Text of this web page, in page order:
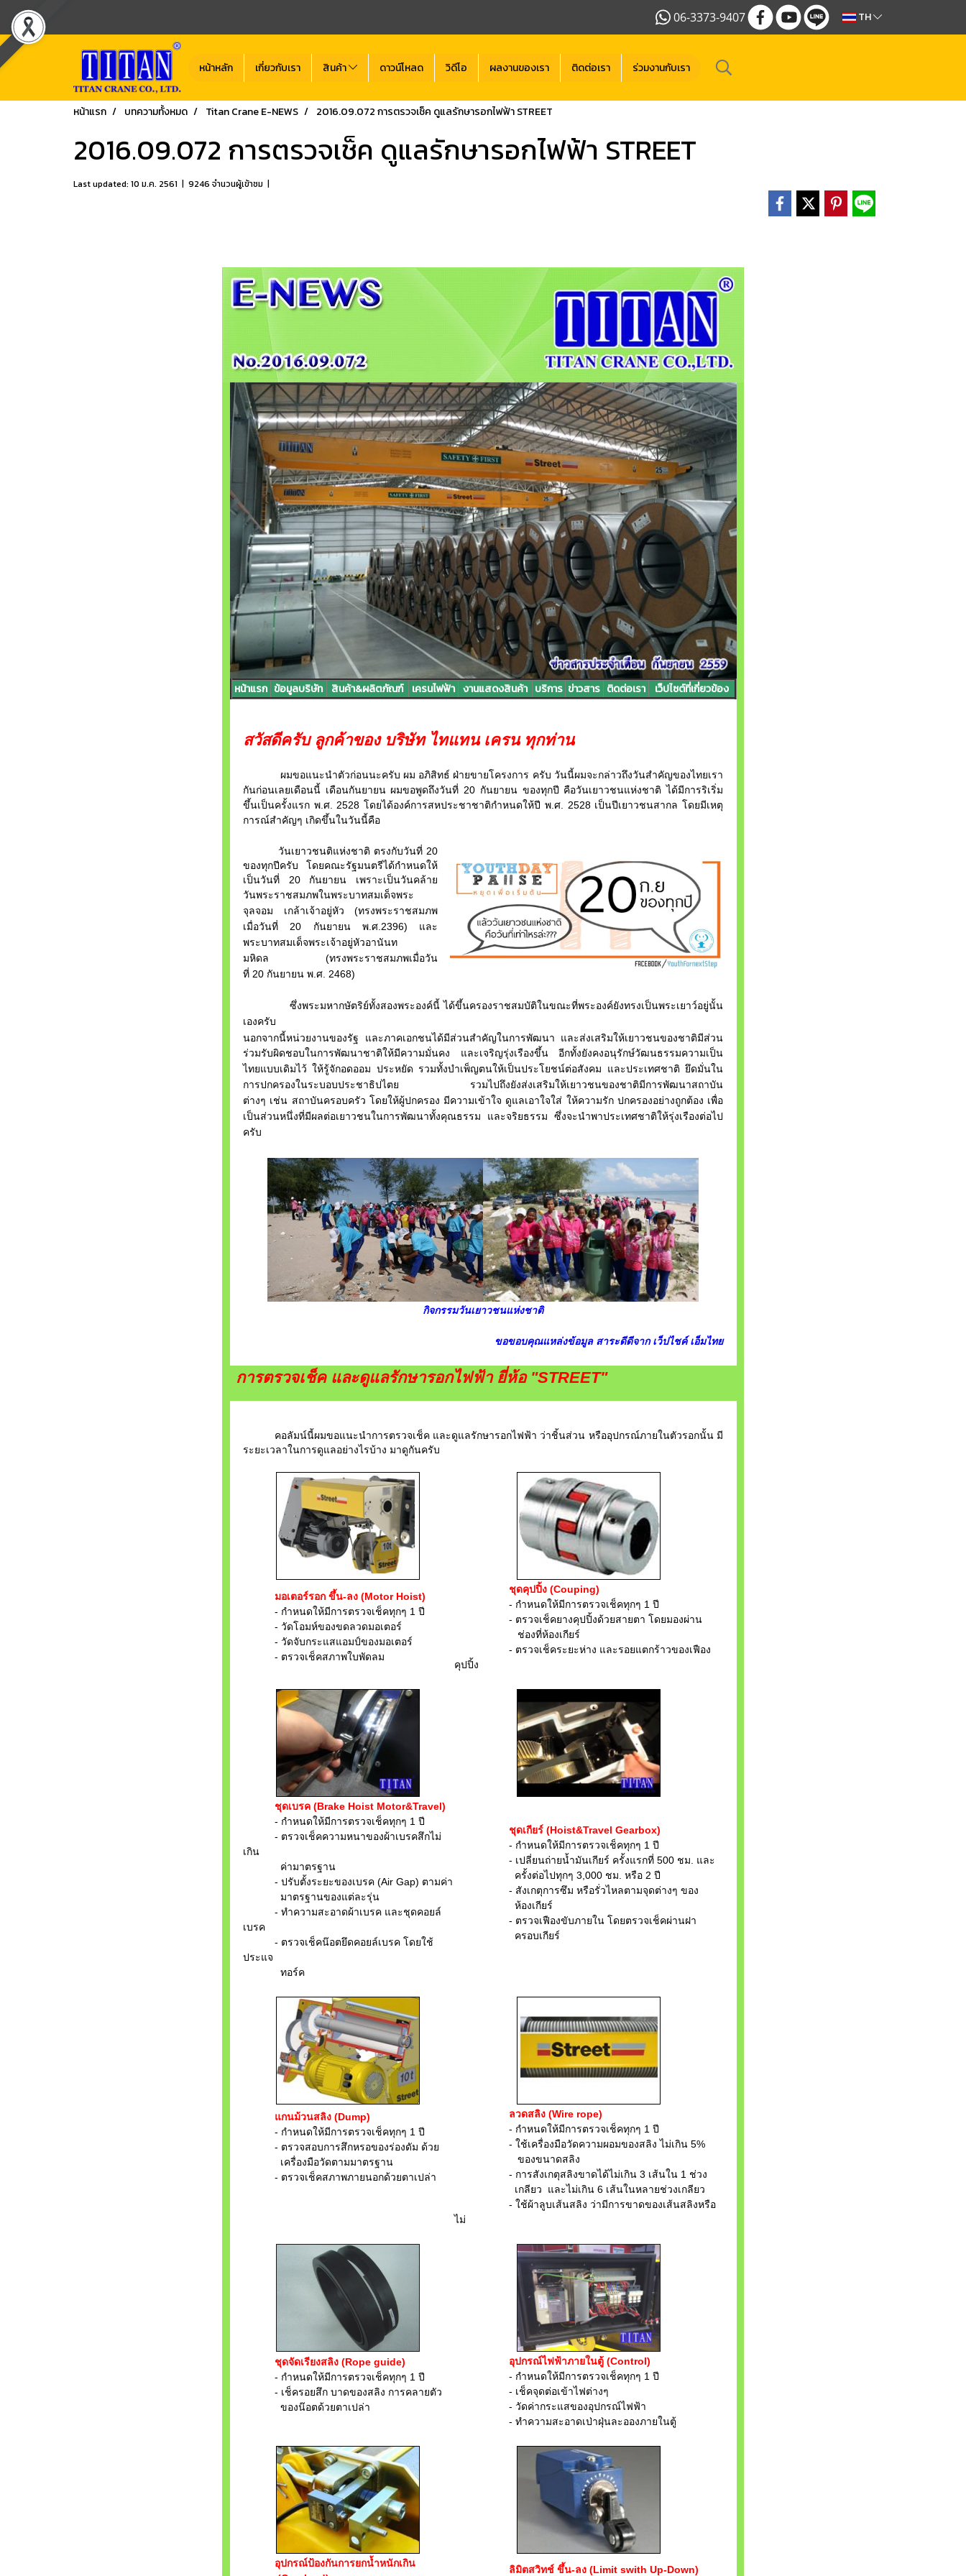
06-3373-9407 TH
หน้าหลัก เกี่ยวกับเรา สินค้า ดาวน์โหลด วิดีโอ ผลงานของเรา ติดต่อเรา ร่วมงานกับเรา
หน้าแรก บทความทั้งหมด Titan Crane E-NEWS 2016.09.072 การตรวจเช็ค ดูแลรักษารอกไฟฟ้า STREET
2016.09.072 การตรวจเช็ค ดูแลรักษารอกไฟฟ้า STREET
Last updated: 10 ม.ค. 2561 | 9246 จำนวนผู้เข้าชม |
หน้าแรก ข้อมูลบริษัท สินค้า&ผลิตภัณฑ์ เครนไฟฟ้า งานแสดงสินค้า บริการ ข่าวสาร ติดต่อเรา เว็ปไซต์ที่เกี่ยวข้อง
สวัสดีครับ ลูกค้าของ บริษัท ไทแทน เครน ทุกท่าน
ผมขอแนะนำตัวก่อนนะครับ ผม อภิสิทธ์ ฝ่ายขายโครงการ ครับ วันนี้ผมจะกล่าวถึงวันสำคัญของไทยเรา
กันก่อนเลยเดือนนี้ เดือนกันยายน ผมขอพูดถึงวันที่ 20 กันยายน ของทุกปี คือวันเยาวชนแห่งชาติ ได้มีการริเริ่ม
ขึ้นเป็นครั้งแรก พ.ศ. 2528 โดยได้องค์การสหประชาชาติกำหนดให้ปี พ.ศ. 2528 เป็นปีเยาวชนสากล โดยมีเหตุ
การณ์สำคัญๆ เกิดขึ้นในวันนี้คือ
วันเยาวชนติแห่งชาติ ตรงกับวันที่ 20
ของทุกปีครับ โดยคณะรัฐมนตรีได้กำหนดให้
เป็นวันที่ 20 กันยายน
เพราะเป็นวันคล้าย
วันพระราชสมภพในพระบาทสมเด็จพระ
จุลจอม เกล้าเจ้าอยู่หัว (ทรงพระราชสมภพ
เมื่อวันที่ 20 กันยายน พ. ศ.2396) และ
พระบาทสมเด็จพระเจ้าอยู่หัวอานันท
มหิดล (ทรงพระราชสมภพเมื่อวัน
ที่ 20 กันยายน พ ศ . 2468)
ซึ่งพระมหากษัตริย์ทั้งสองพระองค์นี้ ได้ขึ้นครองราชสมบัติในขณะที่พระองค์ยังทรงเป็นพระเยาว์อยู่นั้น
เองครับ
นอกจากนี้หน่วยงานของรัฐ
และภาคเอกชนได้มีส่วนสำคัญในการพัฒนา และส่งเสริมให้เยาวชนของชาติมีส่วน
ร่วมรับผิดชอบในการพัฒนาชาติให้มีความมั่นคง และเจริญรุ่งเรืองขึ้น อีกทั้งยังคงอนุรักษ์วัฒนธรรมความเป็น
ไทยแบบเดิมไว้ ให้รู้จักอดออม ประหยัด รวมทั้งบำเพ็ญตนให้เป็นประโยชน์ต่อสังคม และประเทศชาติ ยึดมั่นใน
การปกครองในระบอบประชาธิปไตย
รวมไปถึงยังส่งเสริมให้เยาวชนของชาติมีการพัฒนาสถาบัน
ต่างๆ เช่น สถาบันครอบครัว โดยให้ผู้ปกครอง มีความเข้าใจ ดูแลเอาใจใส่ ให้ความรัก ปกครองอย่างถูกต้อง เพื่อ
เป็นส่วนหนึ่งที่มีผลต่อเยาวชนในการพัฒนาทั้งคุณธรรม และจริยธรรม ซึ่งจะนำพาประเทศชาติให้รุ่งเรืองต่อไป
ครับ
กิจกรรมวันเยาวชนแห่งชาติ
ขอขอบคุณแหล่งข้อมูล สาระดีดีจาก เว็ปไชค์ เอ็มไทย
การตรวจเช็ค และดูแลรักษารอกไฟฟ้า ยี่ห้อ "STREET"
คอลัมน์นี้ผมขอแนะนำการตรวจเช็ค และดูแลรักษารอกไฟฟ้า ว่าชิ้นส่วน หรืออุปกรณ์ภายในตัวรอกนั้น มี
ระยะเวลาในการดูแลอย่างไรบ้าง มาดูกันครับ
มอเตอร์รอก ขึ้น-ลง (Motor Hoist)
- กำหนดให้มีการตรวจเช็คทุกๆ 1 ปี
- วัดโอมห์ของขดลวดมอเตอร์
- วัดจับกระแสแอมป์ของมอเตอร์
- ตรวจเช็คสภาพใบพัดลม
ชุดคุปปิ้ง (Couping)
- กำหนดให้มีการตรวจเช็คทุกๆ 1 ปี
- ตรวจเช็คยางคุปปิ้งด้วยสายตา โดยมองผ่าน
ช่องที่ห้องเกียร์
- ตรวจเช็คระยะห่าง และรอยแตกร้าวของเฟือง
คุปปิ้ง
ชุดเบรค (Brake Hoist Motor&Travel)
- กำหนดให้มีการตรวจเช็คทุกๆ 1 ปี
- ตรวจเช็คความหนาของผ้าเบรคสึกไม่
เกิน
ค่ามาตรฐาน
- ปรับตั้งระยะของเบรค (Air Gap) ตามค่า
มาตรฐานของแต่ละรุ่น
- ทำความสะอาดผ้าเบรค และชุดคอยล์
เบรค
- ตรวจเช็คน๊อตยึดคอยล์เบรค โดยใช้
ประแจ
ทอร์ค
ชุดเกียร์ (Hoist&Travel Gearbox)
- กำหนดให้มีการตรวจเช็คทุกๆ 1 ปี
- เปลี่ยนถ่ายน้ำมันเกียร์ ครั้งแรกที่ 500 ชม. และ
ครั้งต่อไปทุกๆ 3,000 ชม. หรือ 2 ปี
- สังเกตุการซึม หรือรั่วไหลตามจุดต่างๆ ของ
ห้องเกียร์
- ตรวจเฟืองขับภายใน โดยตรวจเช็คผ่านฝา
ครอบเกียร์
แกนม้วนสลิง (Dump)
- กำหนดให้มีการตรวจเช็คทุกๆ 1 ปี
- ตรวจสอบการสึกหรอของร่องดัม ด้วย
เครื่องมือวัดตามมาตรฐาน
- ตรวจเช็คสภาพภายนอกด้วยตาเปล่า
ลวดสลิง (Wire rope)
- กำหนดให้มีการตรวจเช็คทุกๆ 1 ปี
- ใช้เครื่องมือวัดความผอมของสลิง ไม่เกิน 5%
ของขนาดสลิง
- การสังเกตุสลิงขาดได้ไม่เกิน 3 เส้นใน 1 ช่วง
เกลียว และไม่เกิน 6 เส้นในหลายช่วงเกลียว
- ใช้ผ้าลูบเส้นสลิง ว่ามีการขาดของเส้นสลิงหรือ
ไม่
ชุดจัดเรียงสลิง (Rope guide)
- กำหนดให้มีการตรวจเช็คทุกๆ 1 ปี
- เช็ครอยสึก บาดของสลิง การคลายตัว
ของน๊อตด้วยตาเปล่า
อุปกรณ์ไฟฟ้าภายในตู้ (Control)
- กำหนดให้มีการตรวจเช็คทุกๆ 1 ปี
- เช็คจุดต่อเข้าไฟต่างๆ
- วัดค่ากระแสของอุปกรณ์ไฟฟ้า
- ทำความสะอาดเป่าฝุ่นละอองภายในตู้
อุปกรณ์ป้องกันการยกน้ำหนักเกิน
ลิมิตสวิทช์ ขึ้น-ลง (Limit swith Up-Down)